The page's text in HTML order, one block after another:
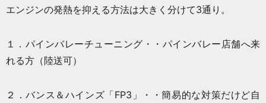
エンジンの発熱を抑える方法は大きく分けて3通り。
１．パインバレーチューニング・・パインバレー店舗へ来
れる方（陸送可）
２．バンス＆ハインズ「FP3」・・簡易的な対策だけど自